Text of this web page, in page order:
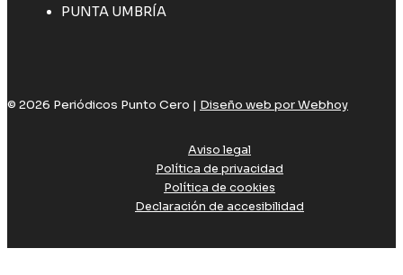
PUNTA UMBRÍA
© 2026 Periódicos Punto Cero | Diseño web por Webhoy
Aviso legal
Política de privacidad
Política de cookies
Declaración de accesibilidad